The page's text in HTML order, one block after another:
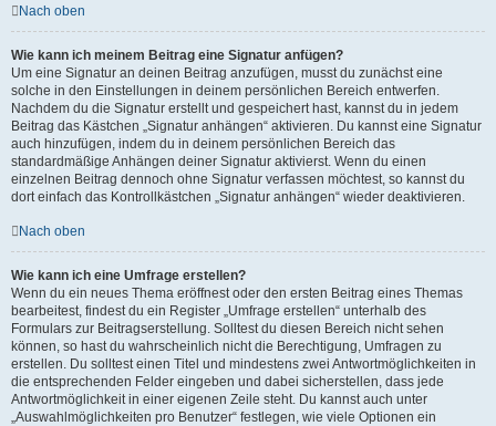
Nach oben
Wie kann ich meinem Beitrag eine Signatur anfügen?
Um eine Signatur an deinen Beitrag anzufügen, musst du zunächst eine
solche in den Einstellungen in deinem persönlichen Bereich entwerfen.
Nachdem du die Signatur erstellt und gespeichert hast, kannst du in jedem
Beitrag das Kästchen „Signatur anhängen“ aktivieren. Du kannst eine Signatur
auch hinzufügen, indem du in deinem persönlichen Bereich das
standardmäßige Anhängen deiner Signatur aktivierst. Wenn du einen
einzelnen Beitrag dennoch ohne Signatur verfassen möchtest, so kannst du
dort einfach das Kontrollkästchen „Signatur anhängen“ wieder deaktivieren.
Nach oben
Wie kann ich eine Umfrage erstellen?
Wenn du ein neues Thema eröffnest oder den ersten Beitrag eines Themas
bearbeitest, findest du ein Register „Umfrage erstellen“ unterhalb des
Formulars zur Beitragserstellung. Solltest du diesen Bereich nicht sehen
können, so hast du wahrscheinlich nicht die Berechtigung, Umfragen zu
erstellen. Du solltest einen Titel und mindestens zwei Antwortmöglichkeiten in
die entsprechenden Felder eingeben und dabei sicherstellen, dass jede
Antwortmöglichkeit in einer eigenen Zeile steht. Du kannst auch unter
„Auswahlmöglichkeiten pro Benutzer“ festlegen, wie viele Optionen ein